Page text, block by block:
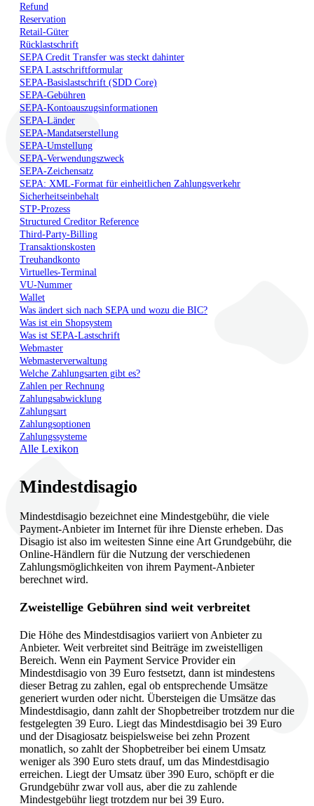
Refund
Reservation
Retail-Güter
Rücklastschrift
SEPA Credit Transfer was steckt dahinter
SEPA Lastschriftformular
SEPA-Basislastschrift (SDD Core)
SEPA-Gebühren
SEPA-Kontoauszugsinformationen
SEPA-Länder
SEPA-Mandatserstellung
SEPA-Umstellung
SEPA-Verwendungszweck
SEPA-Zeichensatz
SEPA: XML-Format für einheitlichen Zahlungsverkehr
Sicherheitseinbehalt
STP-Prozess
Structured Creditor Reference
Third-Party-Billing
Transaktionskosten
Treuhandkonto
Virtuelles-Terminal
VU-Nummer
Wallet
Was ändert sich nach SEPA und wozu die BIC?
Was ist ein Shopsystem
Was ist SEPA-Lastschrift
Webmaster
Webmasterverwaltung
Welche Zahlungsarten gibt es?
Zahlen per Rechnung
Zahlungsabwicklung
Zahlungsart
Zahlungsoptionen
Zahlungssysteme
Alle Lexikon
Mindestdisagio
Mindestdisagio bezeichnet eine Mindestgebühr, die viele
Payment-Anbieter im Internet für ihre Dienste erheben. Das
Disagio ist also im weitesten Sinne eine Art Grundgebühr, die
Online-Händlern für die Nutzung der verschiedenen
Zahlungsmöglichkeiten von ihrem Payment-Anbieter
berechnet wird.
Zweistellige Gebühren sind weit verbreitet
Die Höhe des Mindestdisagios variiert von Anbieter zu
Anbieter. Weit verbreitet sind Beiträge im zweistelligen
Bereich. Wenn ein Payment Service Provider ein
Mindestdisagio von 39 Euro festsetzt, dann ist mindestens
dieser Betrag zu zahlen, egal ob entsprechende Umsätze
generiert wurden oder nicht. Übersteigen die Umsätze das
Mindestdisagio, dann zahlt der Shopbetreiber trotzdem nur die
festgelegten 39 Euro. Liegt das Mindestdisagio bei 39 Euro
und der Disagiosatz beispielsweise bei zehn Prozent
monatlich, so zahlt der Shopbetreiber bei einem Umsatz
weniger als 390 Euro stets drauf, um das Mindestdisagio
erreichen. Liegt der Umsatz über 390 Euro, schöpft er die
Grundgebühr zwar voll aus, aber die zu zahlende
Mindestgebühr liegt trotzdem nur bei 39 Euro.